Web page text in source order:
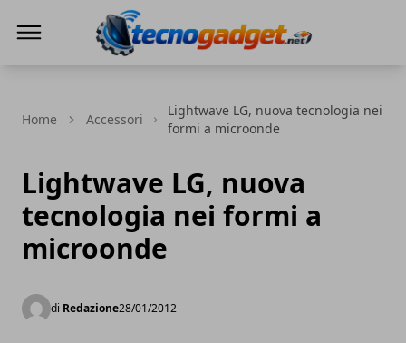
Home Accessori
Lightwave LG, nuova tecnologia nei
formi a microonde
Lightwave LG, nuova
tecnologia nei formi a
microonde
di Redazione28/01/2012